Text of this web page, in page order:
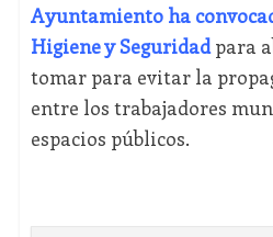
Ayuntamiento ha
Higiene y Seguridadpara
tomar para evitar la
entre los trabajadores
espacios públicos.